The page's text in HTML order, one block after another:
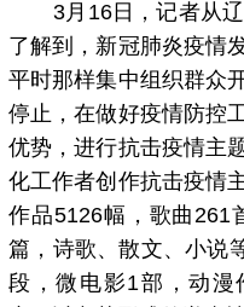
3月16日，记者从辽
了解到，新冠肺炎疫情
平时那样集中组织群众
停止，在做好疫情防控
优势，进行抗击疫情主
化工作者创作抗击疫情
作品5126幅，歌曲261
篇，诗歌、散文、小说
段，微电影1部，动漫